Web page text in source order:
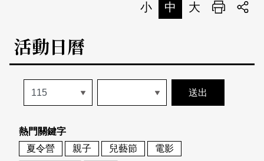
本期專題
歷史專題
活動特區
活動列表
地圖搜尋
關於我們
關於我們
會員基本資料
網站導覽 English
小 中 大 列印
活動日曆
熱門關鍵字
夏令營
親子 兒藝節
電影